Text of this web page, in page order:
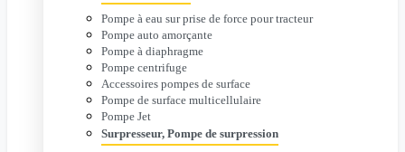
Pompe à eau sur prise de force pour tracteur
Pompe auto amorçante
Pompe à diaphragme
Pompe centrifuge
Accessoires pompes de surface
Pompe de surface multicellulaire
Pompe Jet
Surpresseur, Pompe de surpression